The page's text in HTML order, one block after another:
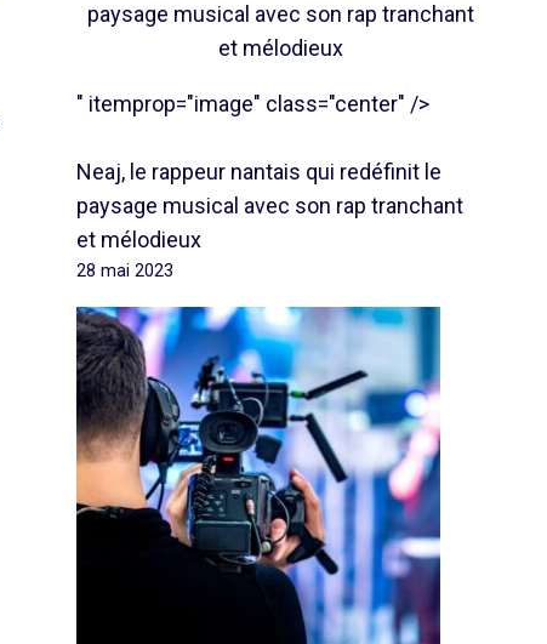
paysage musical avec son rap tranchant
et mélodieux
" itemprop="image" class="center" />
Neaj, le rappeur nantais qui redéfinit le
paysage musical avec son rap tranchant
et mélodieux
28 mai 2023